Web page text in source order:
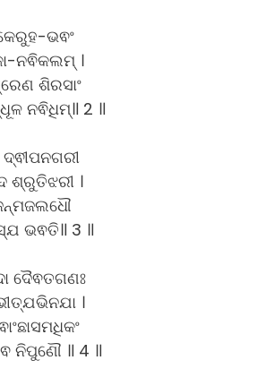
ଭଵଂ
ନଵିକଲମ୍ ।
ଶିରସାଂ
ନଵିଧିମ୍॥ 2 ॥
ଶ୍ରୁତିଝରୀ ।
ଭଵତି॥ 3 ॥
ଦୈଵତଗଣଃ
।
ନିପୁଣୌ ॥ 4 ॥